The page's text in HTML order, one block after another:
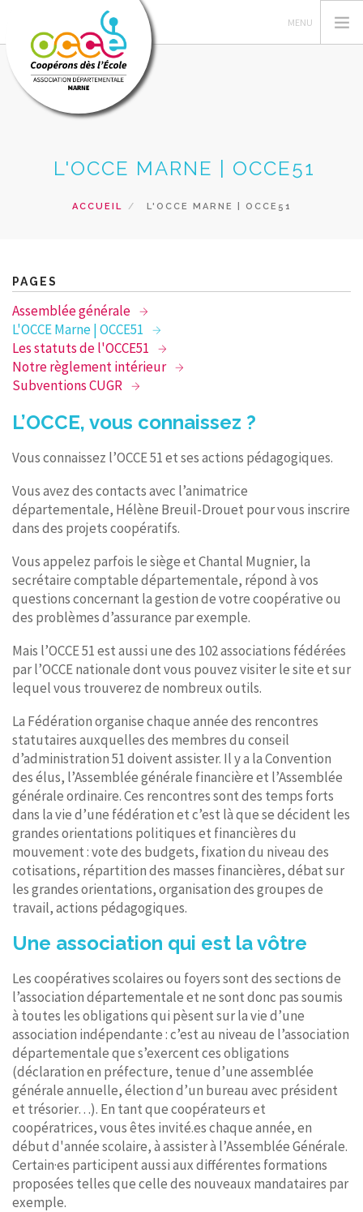
PEDAGOGIE COOPERATIVE
RECHERCHER
CONTACT
L'OCCE MARNE | OCCE51
ACCUEIL L'OCCE MARNE | OCCE51
PAGES
Assemblée générale
L'OCCE Marne | OCCE51
Les statuts de l'OCCE51
Notre règlement intérieur
Subventions CUGR
L’OCCE, vous connaissez ?
Vous connaissez l’OCCE 51 et ses actions pédagogiques.
Vous avez des contacts avec l’animatrice
départementale, Hélène Breuil-Drouet pour vous inscrire
dans des projets coopératifs.
Vous appelez parfois le siège et Chantal Mugnier, la
secrétaire comptable départementale, répond à vos
questions concernant la gestion de votre coopérative ou
des problèmes d’assurance par exemple.
Mais l’OCCE 51 est aussi une des 102 associations fédérées
par l’OCCE nationale dont vous pouvez visiter le site et sur
lequel vous trouverez de nombreux outils.
La Fédération organise chaque année des rencontres
statutaires auxquelles des membres du conseil
d’administration 51 doivent assister. Il y a la Convention
des élus, l’Assemblée générale financière et l’Assemblée
générale ordinaire. Ces rencontres sont des temps forts
dans la vie d’une fédération et c’est là que se décident les
grandes orientations politiques et financières du
mouvement : vote des budgets, fixation du niveau des
cotisations, répartition des masses financières, débat sur
les grandes orientations, organisation des groupes de
travail, actions pédagogiques.
Une association qui est la vôtre
Les coopératives scolaires ou foyers sont des sections de
l’association départementale et ne sont donc pas soumis
à toutes les obligations qui pèsent sur la vie d’une
association indépendante : c’est au niveau de l’association
départementale que s’exercent ces obligations
(déclaration en préfecture, tenue d’une assemblée
générale annuelle, élection d’un bureau avec président
et trésorier…). En tant que coopérateurs et
coopératrices, vous êtes invité.es chaque année, en
début d'année scolaire, à assister à l’Assemblée Générale.
Certain·es participent aussi aux différentes formations
proposées telles que celle des nouveaux mandataires par
exemple.